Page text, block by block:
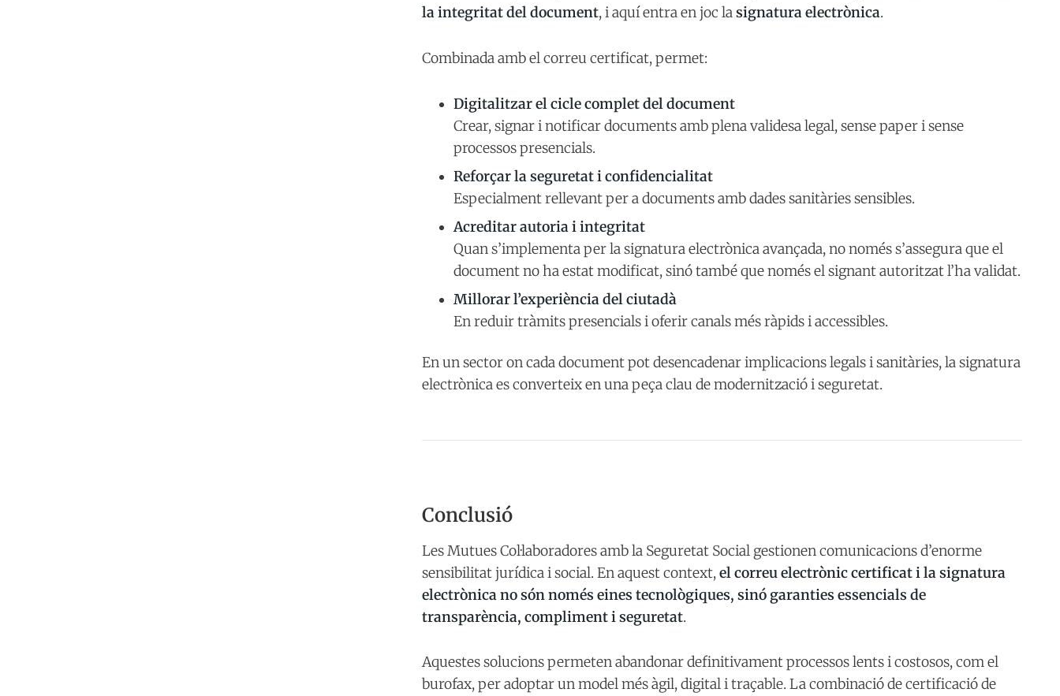
la integritat del document, i aquí entra en joc lasignatura electrònica.
Combinada amb el correu certificat, permet:
Digitalitzar el cicle complet del document
Crear, signar i notificar documents amb plena validesa legal, sense paper i sense
processos presencials.
Reforçar la seguretat i confidencialitat
Especialment rellevant per a documents amb dades sanitàries sensibles.
Acreditar autoria i integritat
Quan s’implementa per la signatura electrònica avançada, no només s’assegura que el
document no ha estat modificat, sinó també que només el signant autoritzat l’ha validat.
Millorar l’experiència del ciutadà
En reduir tràmits presencials i oferir canals més ràpids i accessibles.
En un sector on cada document pot desencadenar implicacions legals i sanitàries, la signatura
electrònica es converteix en una peça clau de modernització i seguretat.
Conclusió
Les Mutues Col·laboradores amb la Seguretat Social gestionen comunicacions d’enorme
sensibilitat jurídica i social. En aquest context,el correu electrònic certificat i la signatura
electrònica no són només eines tecnològiques, sinó garanties essencials de
transparència, compliment i seguretat.
Aquestes solucions permeten abandonar definitivament processos lents i costosos, com el
burofax, per adoptar un model més àgil, digital i traçable. La combinació de certificació de